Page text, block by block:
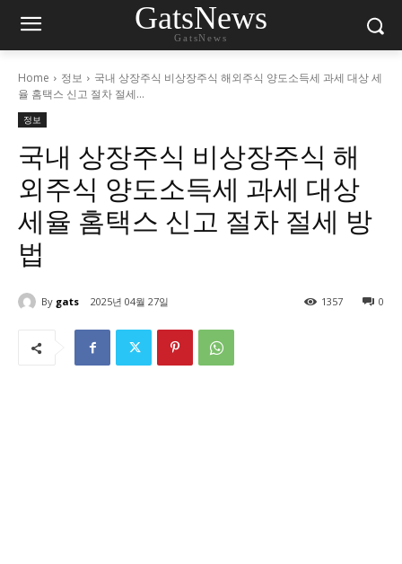
GatsNews
GatsNews
Home 정보
국내 상장주식 비상장주식 해외주식 양도소득세 과세 대상 세
율 홈택스 신고 절차 절세...
정보
국내 상장주식 비상장주식 해
외주식 양도소득세 과세 대상
세율 홈택스 신고 절차 절세 방
법
By gats 2025년 04월 27일 0
1357